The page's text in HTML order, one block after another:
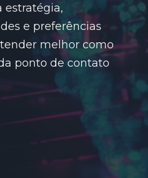
estratégia,
e preferências
melhor como
ponto de contato